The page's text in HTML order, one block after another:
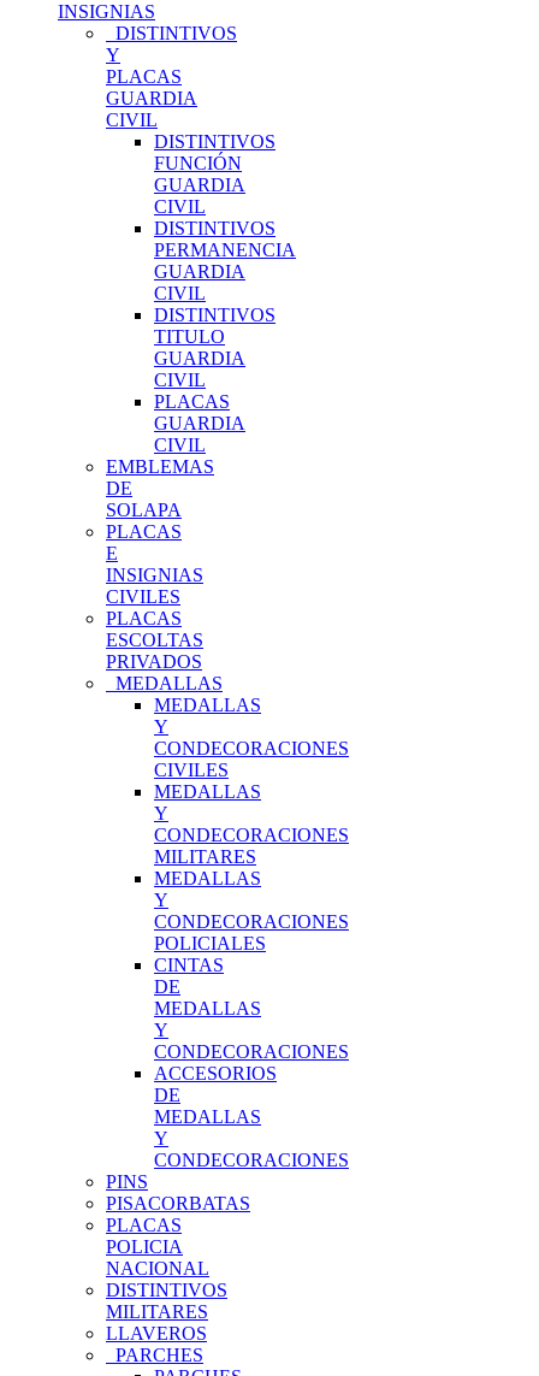
INSIGNIAS
DISTINTIVOS
Y
PLACAS
GUARDIA
CIVIL
DISTINTIVOS
FUNCIÓN
GUARDIA
CIVIL
DISTINTIVOS
PERMANENCIA
GUARDIA
CIVIL
DISTINTIVOS
TITULO
GUARDIA
CIVIL
PLACAS
GUARDIA
CIVIL
EMBLEMAS
DE
SOLAPA
PLACAS
E
INSIGNIAS
CIVILES
PLACAS
ESCOLTAS
PRIVADOS
MEDALLAS
MEDALLAS
Y
CONDECORACIONES
CIVILES
MEDALLAS
Y
CONDECORACIONES
MILITARES
MEDALLAS
Y
CONDECORACIONES
POLICIALES
CINTAS
DE
MEDALLAS
Y
CONDECORACIONES
ACCESORIOS
DE
MEDALLAS
Y
CONDECORACIONES
PINS
PISACORBATAS
PLACAS
POLICIA
NACIONAL
DISTINTIVOS
MILITARES
LLAVEROS
PARCHES